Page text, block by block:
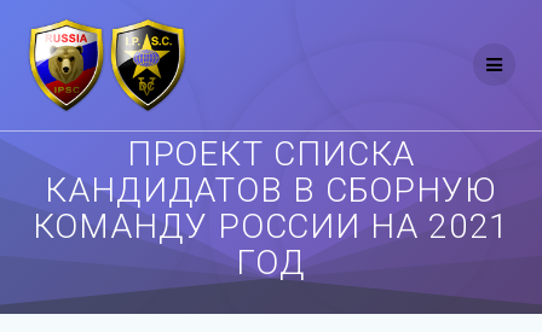
ПРОЕКТ СПИСКА
КАНДИДАТОВ В СБОРНУЮ
КОМАНДУ РОССИИ НА 2021
ГОД